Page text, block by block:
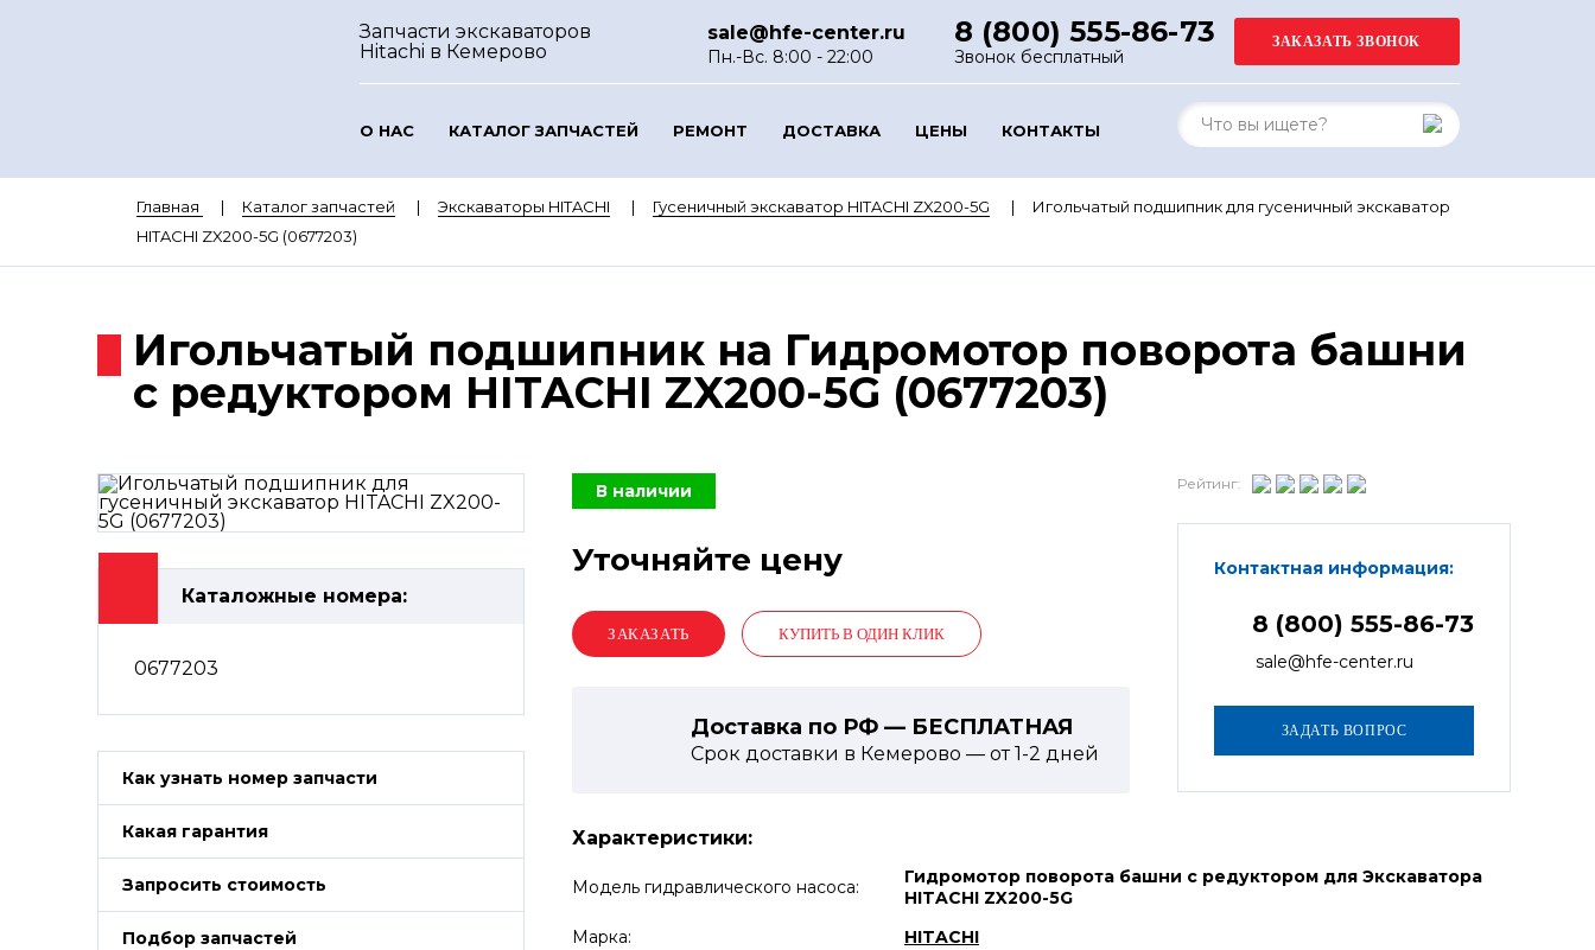
Запчасти экскаваторов
Hitachi в Кемерово
sale@hfe-center.ru
Пн.-Вс. 8:00 - 22:00
8 (800) 555-86-73
Звонок бесплатный
О НАС КАТАЛОГ ЗАПЧАСТЕЙ РЕМОНТ ДОСТАВКА ЦЕНЫ КОНТАКТЫ
Главная Каталог запчастей Экскаваторы HITACHI Гусеничный экскаватор HITACHI ZX200-5G
Игольчатый подшипник для гусеничный экскаватор
HITACHI ZX200-5G (0677203)
Игольчатый подшипник на Гидромотор поворота башни
с редуктором HITACHI ZX200-5G (0677203)
Каталожные номера:
0677203
Как узнать номер запчасти
Какая гарантия
Запросить стоимость
Подбор запчастей
В наличии
Уточняйте цену
КУПИТЬ В ОДИН КЛИК
Доставка по РФ — БЕСПЛАТНАЯ
Срок доставки в Кемерово — от1-2 дней
Рейтинг:
Контактная информация:
8 (800) 555-86-73
sale@hfe-center.ru
Характеристики:
Модель гидравлического насоса:
Гидромотор поворота башни с редуктором для Экскаватора
HITACHI ZX200-5G
Марка:
HITACHI